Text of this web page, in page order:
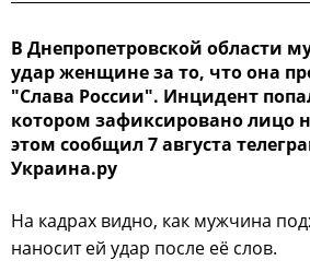
В Днепропетровской области
удар женщине за то, что она
"Слава России". Инцидент
котором зафиксировано лицо
этом сообщил 7 августа
Украина.ру
На кадрах видно, как мужчина
наносит ей удар после её слов.